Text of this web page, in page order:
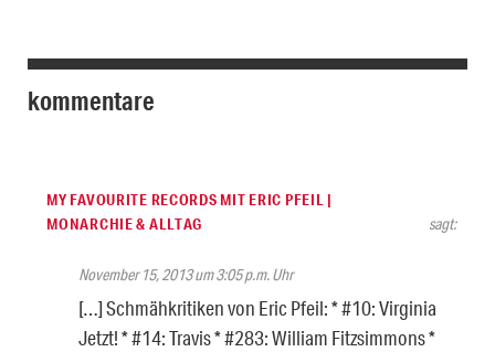
kommentare
MY FAVOURITE RECORDS MIT ERIC PFEIL |
MONARCHIE & ALLTAG
sagt:
November 15, 2013 um 3:05 p.m. Uhr
[…] Schmähkritiken von Eric Pfeil: * #10: Virginia
Jetzt! * #14: Travis * #283: William Fitzsimmons *